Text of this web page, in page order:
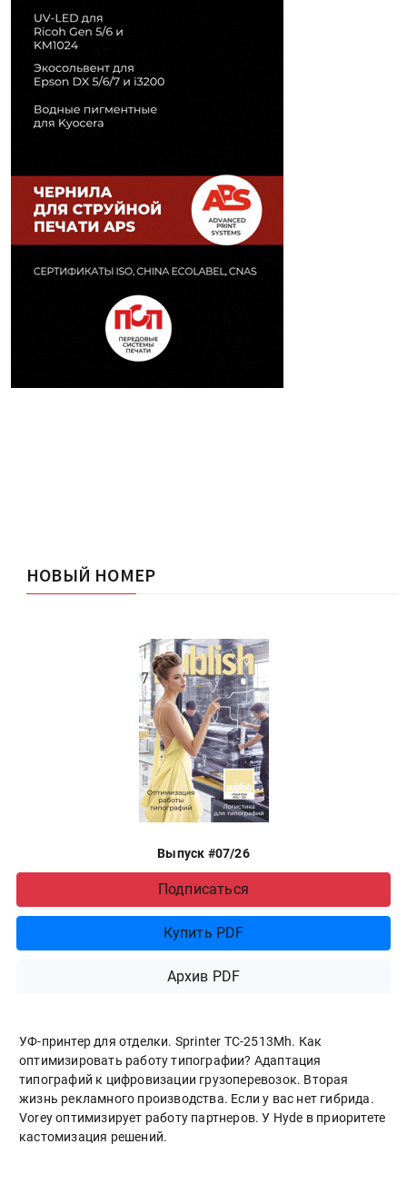
НОВЫЙ НОМЕР
Выпуск #07/26
Подписаться
Купить PDF
Архив PDF
УФ-принтер для отделки. Sprinter ТС-2513Mh. Как
оптимизировать работу типографии? Адаптация
типографий к цифровизации грузоперевозок. Вторая
жизнь рекламного производства. Если у вас нет гибрида.
Vorey оптимизирует работу партнеров. У Hyde в приоритете
кастомизация решений.